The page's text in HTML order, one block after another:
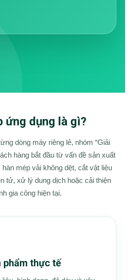
ứng dụng là gì?
dòng máy riêng lẻ, nhóm “Giải
hàng bắt đầu từ vấn đề sản xuất
mép vải không dệt, cắt vật liệu
tử, xử lý dung dịch hoặc cải thiện
gia công hiện tại.
phẩm thực tế